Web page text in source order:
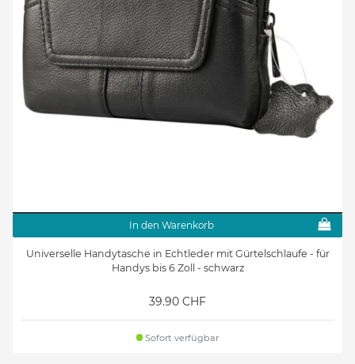
In den Warenkorb
Universelle Handytasche in Echtleder mit Gürtelschlaufe - für
Handys bis 6 Zoll - schwarz
39.90 CHF
Sofort verfügbar